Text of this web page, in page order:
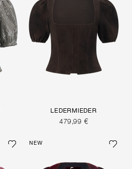
LEDERMIEDER
479,99 €
NEW